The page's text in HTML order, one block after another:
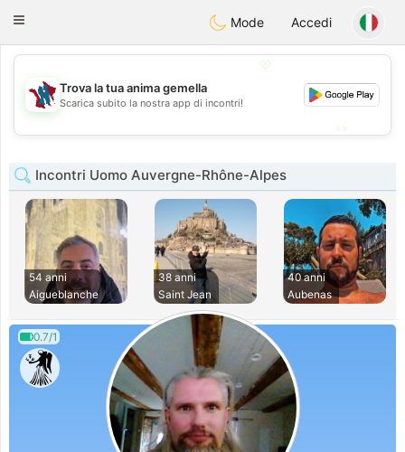
Taimerais
Toggle
Mode Accedi
💖
💕
Trova la tua anima gemella
Scarica subito la nostra app di incontri!
Incontri Uomo Auvergne-Rhône-Alpes
54 anni
Aigueblanche
38 anni
Saint Jean
40 anni
Aubenas
0.7/1